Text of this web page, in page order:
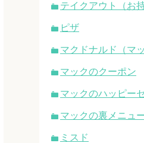
テイクアウト（お
ピザ
マクドナルド（マ
マックのクーポン
マックのハッピー
マックの裏メニュ
ミスド